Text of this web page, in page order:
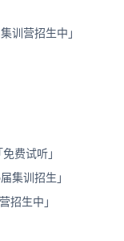
训营招生中」
费试听」
集训招生」
招生中」